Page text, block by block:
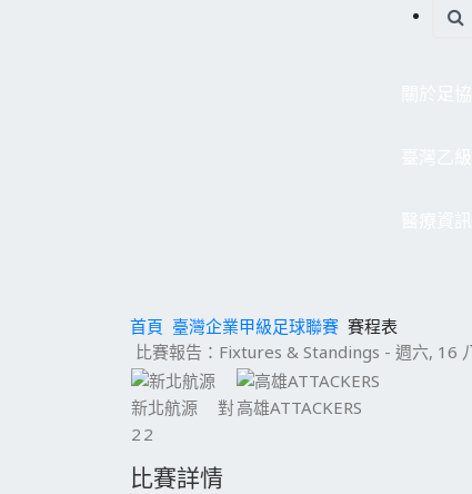
首頁 臺灣企業甲級足球聯賽 賽程表
比賽報告：Fixtures & Standings - 週六, 16
新北航源 對高雄ATTACKERS
2 2
比賽詳情